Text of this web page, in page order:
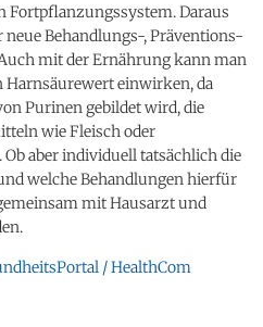
Daraus
Behandlungs-, Präventions-
mit der Ernährung kann man
Harnsäurewert einwirken, da
Purinen gebildet wird, die
wie Fleisch oder
aber individuell tatsächlich die
welche Behandlungen hierfür
mit Hausarzt und
/ HealthCom